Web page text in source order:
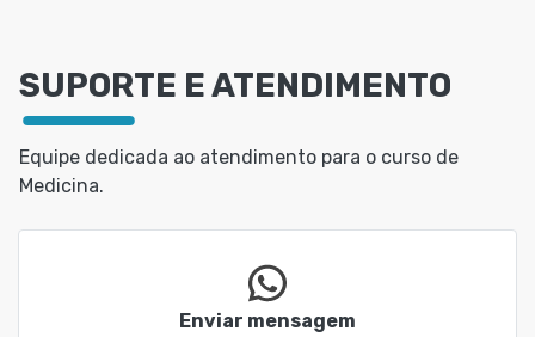
SUPORTE E ATENDIMENTO
Equipe dedicada ao atendimento para o curso de
Medicina.
Enviar mensagem